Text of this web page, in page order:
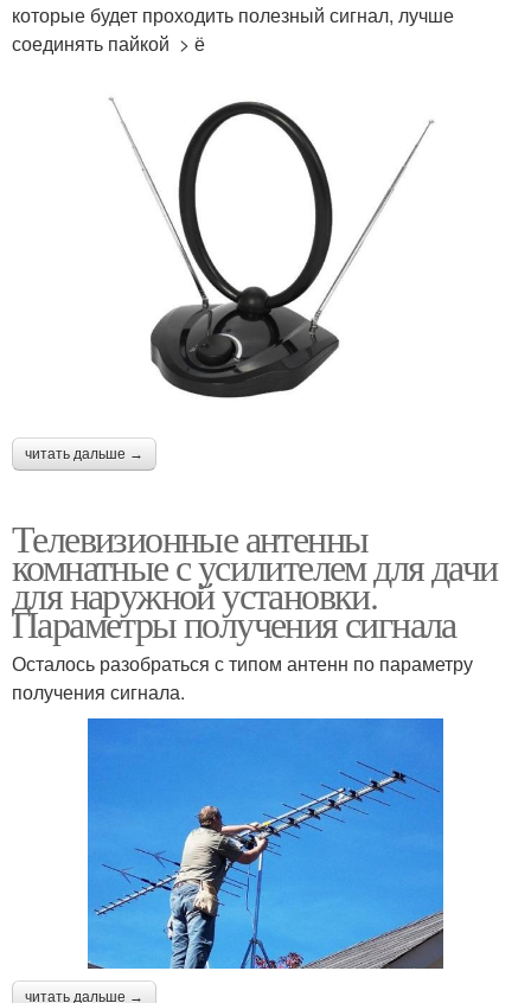
которые будет проходить полезный сигнал, лучше
соединять пайкой > ё
читать дальше →
Телевизионные антенны
комнатные с усилителем для дачи
для наружной установки.
Параметры получения сигнала
Осталось разобраться с типом антенн по параметру
получения сигнала.
читать дальше →